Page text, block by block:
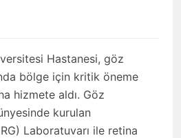
Hastanesi, göz
bölge için kritik öneme
hizmete aldı. Göz
kurulan
Laboratuvarı ile retina